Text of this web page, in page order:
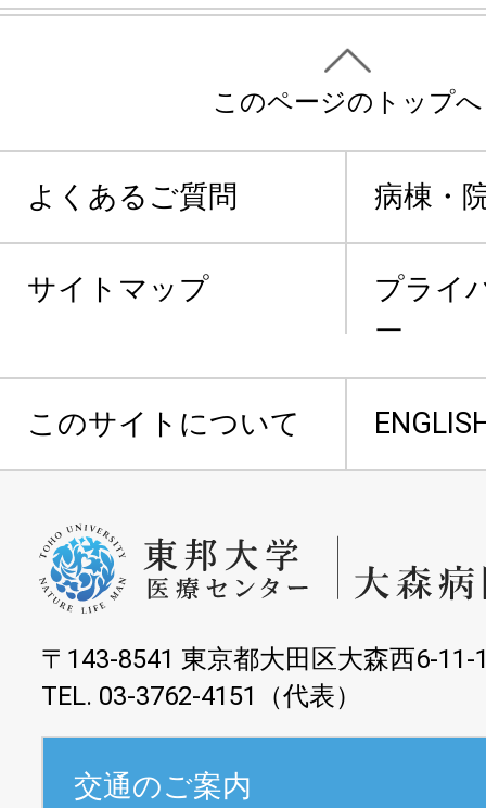
このページのトップへ
よくあるご質問 病棟・
サイトマップ
プライ
ー
このサイトについて
〒143-8541 東京都大田区大森西6-11-
TEL. 03-3762-4151（代表）
交通のご案内